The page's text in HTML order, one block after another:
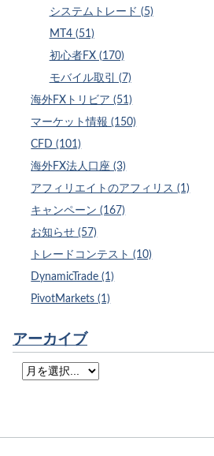
システムトレード (5)
MT4 (51)
初心者FX (170)
モバイル取引 (7)
海外FXトリビア (51)
マーケット情報 (150)
CFD (101)
海外FX法人口座 (3)
アフィリエイトのアフィリス (1)
キャンペーン (167)
お知らせ (57)
トレードコンテスト (10)
DynamicTrade (1)
PivotMarkets (1)
アーカイブ